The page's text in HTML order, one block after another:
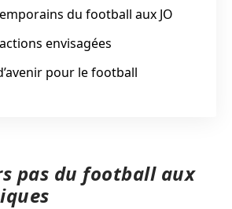
du football aux JO
envisagées
pour le football
pas du football aux